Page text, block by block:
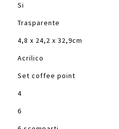
Si
Trasparente
4,8 x 24,2 x 32,9cm
Acrilico
Set coffee point
4
6